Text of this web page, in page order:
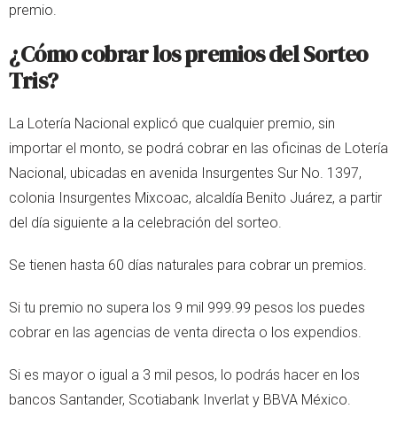
premio.
¿Cómo cobrar los premios del Sorteo
Tris?
La Lotería Nacional explicó que cualquier premio, sin
importar el monto, se podrá cobrar en las oficinas de Lotería
Nacional, ubicadas en avenida Insurgentes Sur No. 1397,
colonia Insurgentes Mixcoac, alcaldía Benito Juárez, a partir
del día siguiente a la celebración del sorteo.
Se tienen hasta 60 días naturales para cobrar un premios.
Si tu premio no supera los 9 mil 999.99 pesos los puedes
cobrar en las agencias de venta directa o los expendios.
Si es mayor o igual a 3 mil pesos, lo podrás hacer en los
bancos Santander, Scotiabank Inverlat y BBVA México.